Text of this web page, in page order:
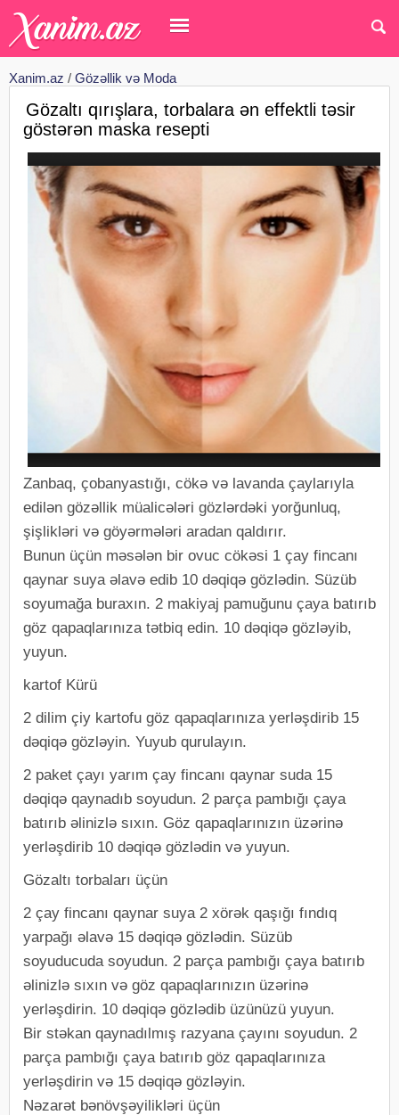
Xanim.az / Gözəllik və Moda
Gözaltı qırışlara, torbalara ən effektli təsir
göstərən maska resepti
Zanbaq, çobanyastığı, cökə və lavanda çaylarıyla
edilən gözəllik müalicələri gözlərdəki yorğunluq,
şişlikləri və göyərmələri aradan qaldırır.
Bunun üçün məsələn bir ovuc cökəsi 1 çay fincanı
qaynar suya əlavə edib 10 dəqiqə gözlədin. Süzüb
soyumağa buraxın. 2 makiyaj pamuğunu çaya batırıb
göz qapaqlarınıza tətbiq edin. 10 dəqiqə gözləyib,
yuyun.
kartof Kürü
2 dilim çiy kartofu göz qapaqlarınıza yerləşdirib 15
dəqiqə gözləyin. Yuyub qurulayın.
2 paket çayı yarım çay fincanı qaynar suda 15
dəqiqə qaynadıb soyudun. 2 parça pambığı çaya
batırıb əlinizlə sıxın. Göz qapaqlarınızın üzərinə
yerləşdirib 10 dəqiqə gözlədin və yuyun.
Gözaltı torbaları üçün
2 çay fincanı qaynar suya 2 xörək qaşığı fındıq
yarpağı əlavə 15 dəqiqə gözlədin. Süzüb
soyuducuda soyudun. 2 parça pambığı çaya batırıb
əlinizlə sıxın və göz qapaqlarınızın üzərinə
yerləşdirin. 10 dəqiqə gözlədib üzünüzü yuyun.
Bir stəkan qaynadılmış razyana çayını soyudun. 2
parça pambığı çaya batırıb göz qapaqlarınıza
yerləşdirin və 15 dəqiqə gözləyin.
Nəzarət bənövşəyilikləri üçün